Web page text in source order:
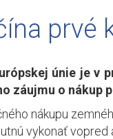
prvé
únie je v
záujmu o nákup
nákupu
vykonať vopred